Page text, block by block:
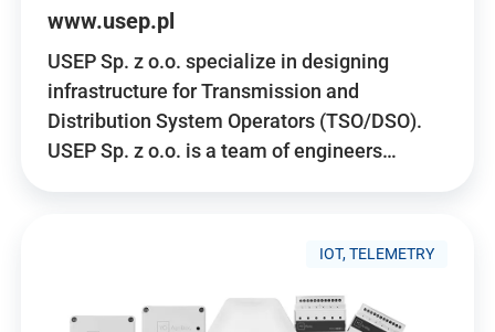
www.usep.pl
USEP Sp. z o.o. specialize in designing
infrastructure for Transmission and
Distribution System Operators (TSO/DSO).
USEP Sp. z o.o. is a team of engineers…
IOT, TELEMETRY